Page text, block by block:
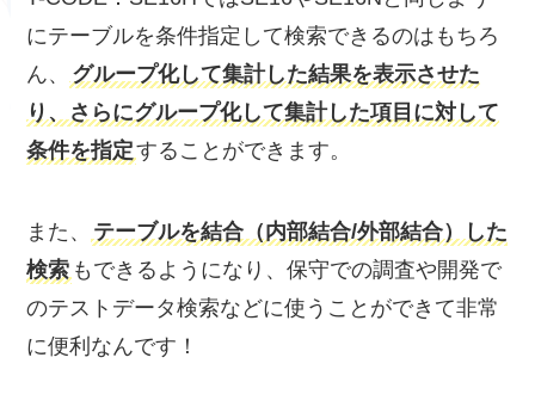
にテーブルを条件指定して検索できるのはもちろ
ん、
グループ化して集計した結果を表示させた
り、さらにグループ化して集計した項目に対して
条件を指定することができます。
また、
テーブルを結合（内部結合/外部結合）した
検索 もできるようになり、保守での調査や開発で
のテストデータ検索などに使うことができて非常
に便利なんです！